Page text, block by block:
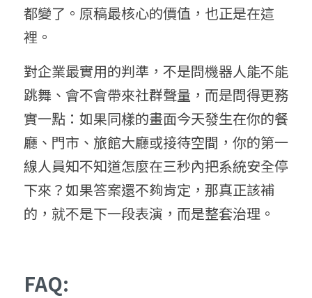
都變了。原稿最核心的價值，也正是在這
裡。
對企業最實用的判準，不是問機器人能不能
跳舞、會不會帶來社群聲量，而是問得更務
實一點：如果同樣的畫面今天發生在你的餐
廳、門市、旅館大廳或接待空間，你的第一
線人員知不知道怎麼在三秒內把系統安全停
下來？如果答案還不夠肯定，那真正該補
的，就不是下一段表演，而是整套治理。
FAQ: